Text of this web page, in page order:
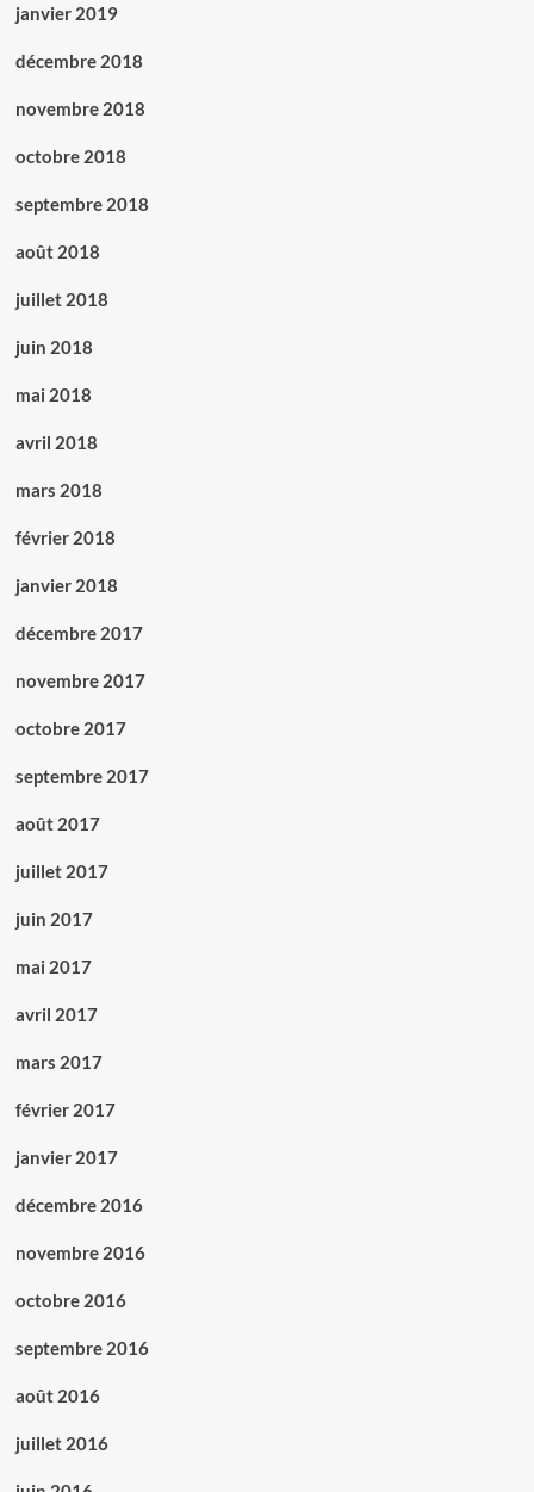
janvier 2019
décembre 2018
novembre 2018
octobre 2018
septembre 2018
août 2018
juillet 2018
juin 2018
mai 2018
avril 2018
mars 2018
février 2018
janvier 2018
décembre 2017
novembre 2017
octobre 2017
septembre 2017
août 2017
juillet 2017
juin 2017
mai 2017
avril 2017
mars 2017
février 2017
janvier 2017
décembre 2016
novembre 2016
octobre 2016
septembre 2016
août 2016
juillet 2016